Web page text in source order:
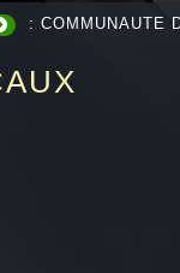
: COMMUNAUTE